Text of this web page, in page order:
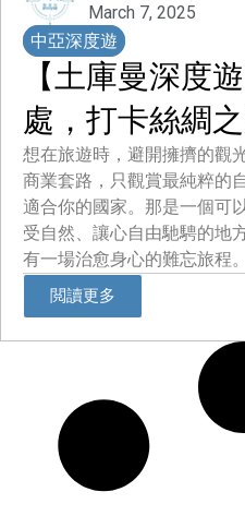
March 7, 2025
中亞深度遊
【土庫曼深度
處，打卡絲綢
想在旅遊時，避開擁擠的觀
商業套路，只觀賞最純粹的
適合你的國家。那是一個可
受自然、讓心自由馳騁的地
有一場治愈身心的難忘旅程。
閲讀更多